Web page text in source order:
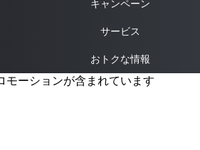
キャンペーン
サービス
おトクな情報
モーションが含まれています